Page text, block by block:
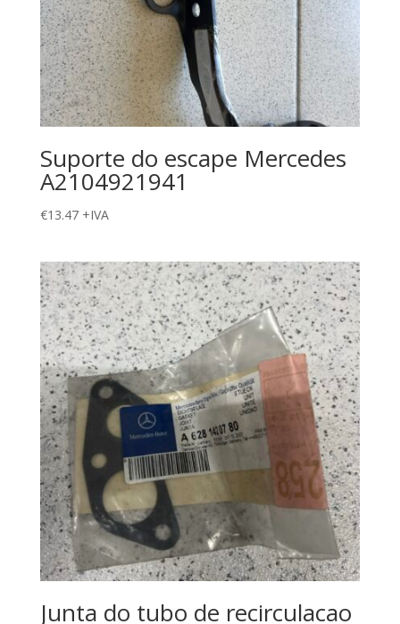
Suporte do escape Mercedes
A2104921941
€13.47 +IVA
Junta do tubo de recirculacao